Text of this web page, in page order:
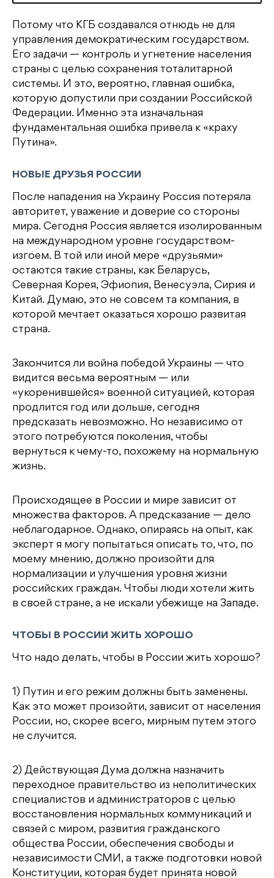
Потому что КГБ создавался отнюдь не для
управления демократическим государством.
Его задачи — контроль и угнетение населения
страны с целью сохранения тоталитарной
системы. И это, вероятно, главная ошибка,
которую допустили при создании Российской
Федерации. Именно эта изначальная
фундаментальная ошибка привела к «краху
Путина».
НОВЫЕ ДРУЗЬЯ РОССИИ
После нападения на Украину Россия потеряла
авторитет, уважение и доверие со стороны
мира. Сегодня Россия является изолированным
на международном уровне государством-
изгоем. В той или иной мере «друзьями»
остаются такие страны, как Беларусь,
Северная Корея, Эфиопия, Венесуэла, Сирия и
Китай. Думаю, это не совсем та компания, в
которой мечтает оказаться хорошо развитая
страна.
Закончится ли война победой Украины — что
видится весьма вероятным — или
«укоренившейся» военной ситуацией, которая
продлится год или дольше, сегодня
предсказать невозможно. Но независимо от
этого потребуются поколения, чтобы
вернуться к чему-то, похожему на нормальную
жизнь.
Происходящее в России и мире зависит от
множества факторов. А предсказание — дело
неблагодарное. Однако, опираясь на опыт, как
эксперт я могу попытаться описать то, что, по
моему мнению, должно произойти для
нормализации и улучшения уровня жизни
российских граждан. Чтобы люди хотели жить
в своей стране, а не искали убежище на Западе.
ЧТОБЫ В РОССИИ ЖИТЬ ХОРОШО
Что надо делать, чтобы в России жить хорошо?
1) Путин и его режим должны быть заменены.
Как это может произойти, зависит от населения
России, но, скорее всего, мирным путем этого
не случится.
2) Действующая Дума должна назначить
переходное правительство из неполитических
специалистов и администраторов с целью
восстановления нормальных коммуникаций и
связей с миром, развития гражданского
общества России, обеспечения свободы и
независимости СМИ, а также подготовки новой
Конституции, которая будет принята новой